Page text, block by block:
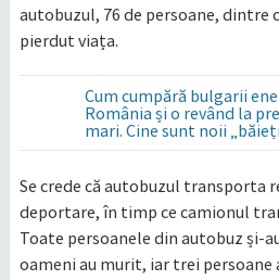
autobuzul, 76 de persoane, dintre
pierdut viața.
Cum cumpără bulgarii
România și o revând la
mari. Cine sunt noii
la sud de Dunăre
Se crede că autobuzul transporta
deportare, în timp ce camionul
Toate persoanele din autobuz și-
oameni au murit, iar trei persoane